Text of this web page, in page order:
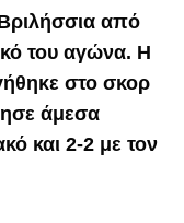
από
του αγώνα. Η
στο σκορ
άμεσα
και 2-2 με τον